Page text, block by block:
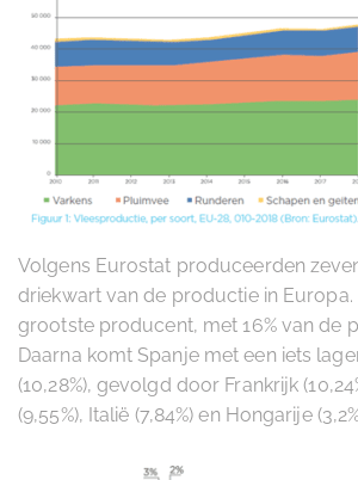
Volgens Eurostat produceerden
driekwart van de productie in
grootste producent, met 16% van de
Daarna komt Spanje met een iets
(10,28%), gevolgd door Frankrijk
(9,55%), Italië (7,84%) en Hongarije